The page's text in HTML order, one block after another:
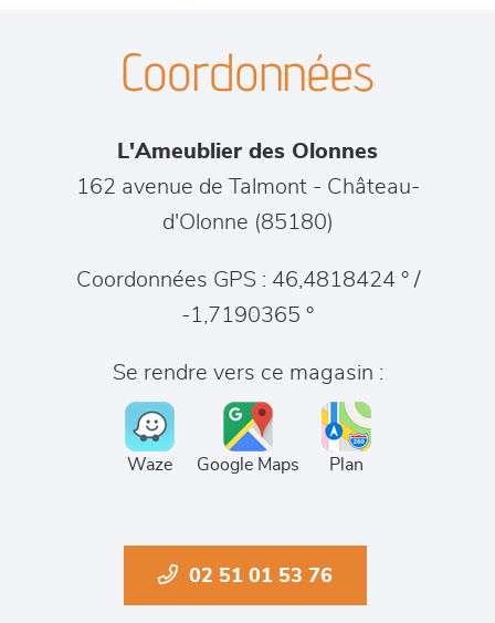
chambres et dressing
décoration
Coordonnées
L'Ameublier des Olonnes
162 avenue de Talmont - Château-
d'Olonne (85180)
Coordonnées GPS : 46,4818424 ° /
-1,7190365 °
Se rendre vers ce magasin :
Waze Google Maps Plan
02 51 01 53 76